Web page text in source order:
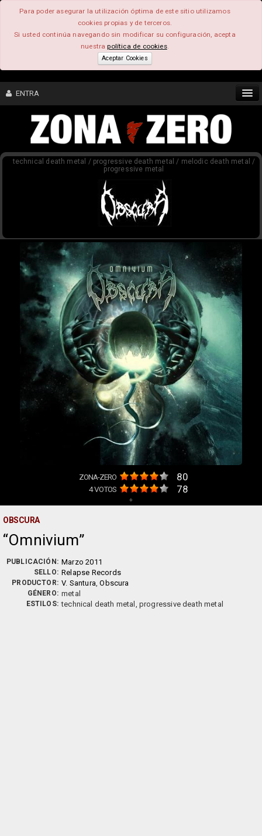
Para poder asegurar la utilización óptima de este sitio utilizamos
cookies propias y de terceros.
Si usted continúa navegando sin modificar su configuración, acepta
nuestrapolítica de cookies.
Aceptar Cookies
ENTRA
CONTENIDO
technical death metal / progressive death metal / melodic death metal /
progressive metal
ZONA-ZERO 80
4VOTOS 78
+
OBSCURA
Omnivium
PUBLICACIÓN: Marzo 2011
SELLO: Relapse Records
PRODUCTOR: V. Santura ,Obscura
GÉNERO: metal
ESTILOS: technical death metal, progressive death metal